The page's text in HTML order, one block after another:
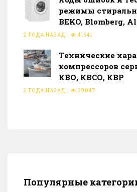
режимы
BEKO, Blomberg,
2 ГОДА НАЗАД | 41641
Тeхнические
компрессоров
КВО, КВСО, КВР
2 ГОДА НАЗАД | 39047
Популярные